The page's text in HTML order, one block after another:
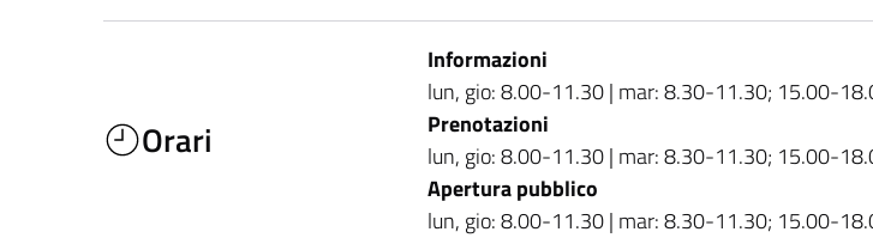
Orari
Informazioni
lun, gio: 8.00-11.30 | mar: 8.30-11.30; 15.00-
Prenotazioni
lun, gio: 8.00-11.30 | mar: 8.30-11.30; 15.00-
Apertura pubblico
lun, gio: 8.00-11.30 | mar: 8.30-11.30; 15.00-